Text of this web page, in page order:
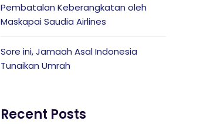
Pembatalan Keberangkatan oleh
Maskapai Saudia Airlines
Sore ini, Jamaah Asal Indonesia
Tunaikan Umrah
Recent Posts